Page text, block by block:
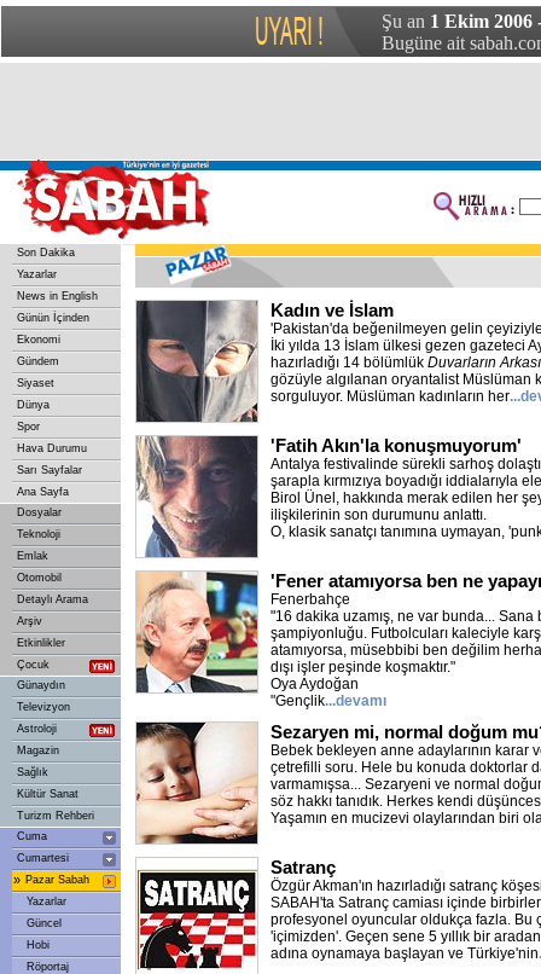
Şu an 1 Ekim 2006
Bugüne ait
Son Dakika
Yazarlar
News in English
Günün İçinden
Ekonomi
Gündem
Siyaset
Dünya
Spor
Hava Durumu
Sarı Sayfalar
Ana Sayfa
Dosyalar
Teknoloji
Emlak
Otomobil
Detaylı Arama
Arşiv
Etkinlikler
Çocuk
Günaydın
Televizyon
Astroloji
Magazin
Sağlık
Kültür Sanat
Turizm Rehberi
Cuma
Cumartesi
» Pazar Sabah
Yazarlar
Güncel
Hobi
Röportaj
Kadın ve İslam
'Pakistan'da beğenilmeyen gelin çeyiziyle
İki yılda 13 İslam ülkesi gezen gazeteci
hazırladığı 14 bölümlük Duvarların
gözüyle algılanan oryantalist Müslüman
sorguluyor. Müslüman kadınların her
'Fatih Akın'la konuşmuyorum'
Antalya festivalinde sürekli sarhoş
şarapla kırmızıya boyadığı iddialarıyla
Birol Ünel, hakkında merak edilen her
ilişkilerinin son durumunu anlattı.
O, klasik sanatçı tanımına uymayan,
'Fener atamıyorsa ben ne
Fenerbahçe
"16 dakika uzamış, ne var bunda... Sana
şampiyonluğu. Futbolcuları kaleciyle
atamıyorsa, müsebbibi ben değilim
dışı işler peşinde koşmaktır."
Oya Aydoğan
"Gençlik...devamı
Sezaryen mi, normal doğum
Bebek bekleyen anne adaylarının karar
çetrefilli soru. Hele bu konuda doktorlar
varmamışsa... Sezaryeni ve normal
söz hakkı tanıdık. Herkes kendi
Yaşamın en mucizevi olaylarından biri
Satranç
Özgür Akman'ın hazırladığı satranç
SABAH'ta Satranç camiası içinde
profesyonel oyuncular oldukça fazla. Bu
'içimizden'. Geçen sene 5 yıllık bir
adına oynamaya başlayan ve Türkiye'nin